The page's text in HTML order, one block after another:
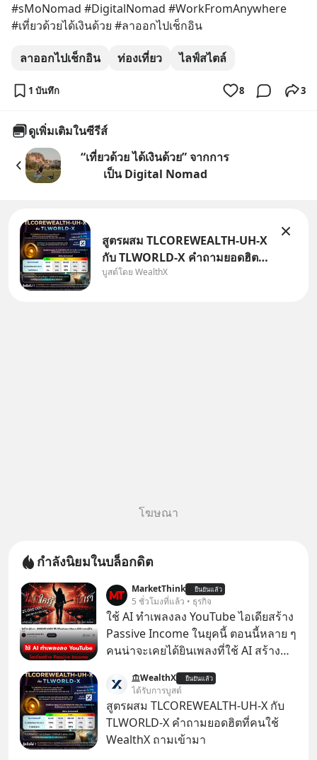
#sMoNomad #DigitalNomad #WorkFromAnywhere
#เที่ยวด้วยได้เงินด้วย #ลาออกไปเช็กอิน
ลาออกไปเช็กอิน ท่องเที่ยว ไลฟ์สไตล์
1 บันทึก 8 3
ดูเพิ่มเติมในซีรีส์
“เที่ยวด้วย ได้เงินด้วย” จากการ
เป็น Digital Nomad
สูตรผสม TLCOREWEALTH-UH-X
กับ TLWORLD-X คำถามยอดฮิตที่
คนใช้ WealthX ถามเข้ามา
บูสต์โดย WealthX
โฆษณา
กำลังนิยมในบล็อกดิต
MarketThink ยืนยันแล้ว
5 ชั่วโมงที่แล้ว • ธุรกิจ
ใช้ AI ทำเพลงลง YouTube ไอเดียสร้าง
Passive Income ในยุคนี้ ตอนนี้หลาย ๆ
คนน่าจะเคยได้ยินเพลงที่ใช้ AI สร้าง
รู้ตัวเรา” จากช่องชื่อว่า UNHEARD
MUSIC ที่ตอนนี้มียอดรับชมกว่า 26
ล้านครั้งแล้ว
WealthX ยืนยันแล้ว
ได้รับการบูสต์
สูตรผสม TLCOREWEALTH-UH-X กับ
TLWORLD-X คำถามยอดฮิตที่คนใช้
WealthX ถามเข้ามา